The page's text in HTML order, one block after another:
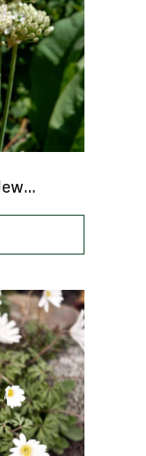
Allium nigrum ‘Pink Jewel’